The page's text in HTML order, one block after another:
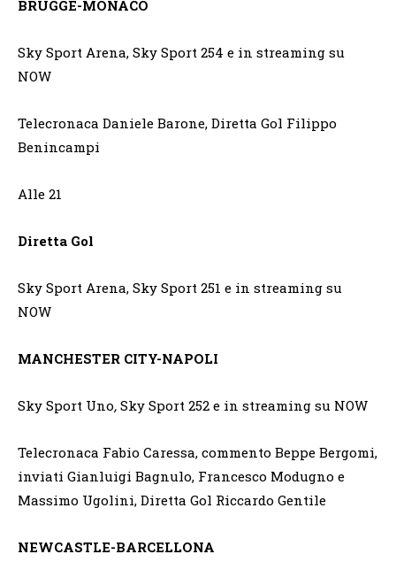
BRUGGE-MONACO
Sky Sport Arena, Sky Sport 254 e in streaming su
NOW
Telecronaca Daniele Barone, Diretta Gol Filippo
Benincampi
Alle 21
Diretta Gol
Sky Sport Arena, Sky Sport 251 e in streaming su
NOW
MANCHESTER CITY-NAPOLI
Sky Sport Uno, Sky Sport 252 e in streaming su NOW
Telecronaca Fabio Caressa, commento Beppe Bergomi,
inviati Gianluigi Bagnulo, Francesco Modugno e
Massimo Ugolini, Diretta Gol Riccardo Gentile
NEWCASTLE-BARCELLONA